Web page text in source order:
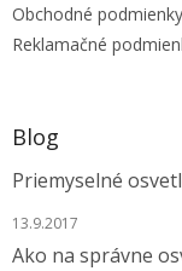
Obchodné podmienky
Reklamačné
Blog
Priemyselné
13.9.2017
Ako na správne